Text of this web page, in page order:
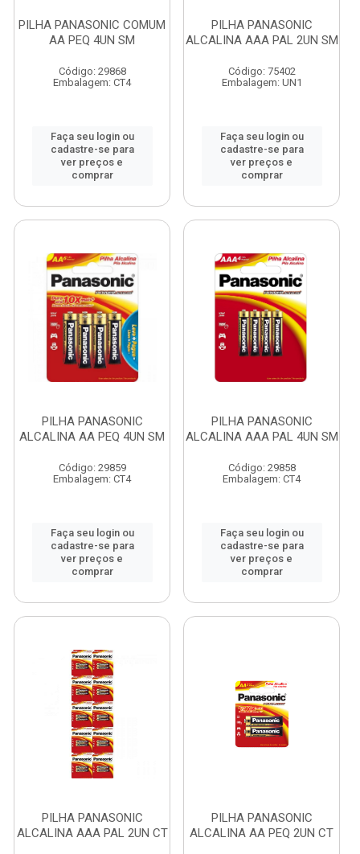
PILHA PANASONIC COMUM
AA PEQ 4UN SM
Código: 29868
Embalagem: CT4
Faça seu login ou
cadastre-se para
ver preços e
comprar
PILHA PANASONIC
ALCALINA AAA PAL 2UN SM
Código: 75402
Embalagem: UN1
Faça seu login ou
cadastre-se para
ver preços e
comprar
PILHA PANASONIC
ALCALINA AA PEQ 4UN SM
Código: 29859
Embalagem: CT4
Faça seu login ou
cadastre-se para
ver preços e
comprar
PILHA PANASONIC
ALCALINA AAA PAL 4UN SM
Código: 29858
Embalagem: CT4
Faça seu login ou
cadastre-se para
ver preços e
comprar
PILHA PANASONIC
ALCALINA AAA PAL 2UN CT
PILHA PANASONIC
ALCALINA AA PEQ 2UN CT